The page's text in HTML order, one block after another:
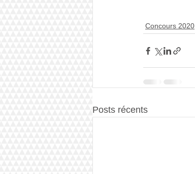
Concours 2020
Posts récents